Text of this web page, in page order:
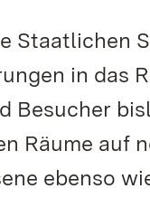
Staatlichen
in das
Besucher
Räume auf
ebenso